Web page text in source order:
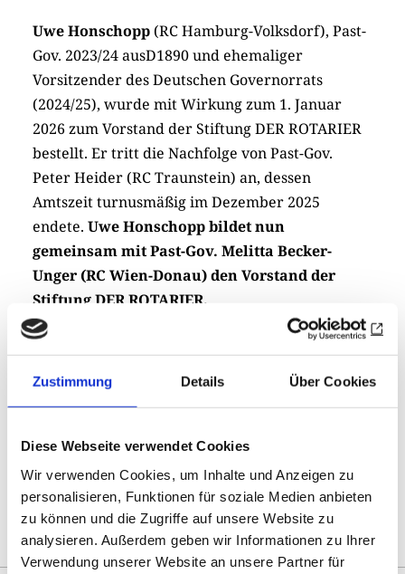
Zustimmung Details Über Cookies
Diese Webseite verwendet Cookies
Wir verwenden Cookies, um Inhalte und Anzeigen zu
personalisieren, Funktionen für soziale Medien anbieten
zu können und die Zugriffe auf unsere Website zu
analysieren. Außerdem geben wir Informationen zu Ihrer
Verwendung unserer Website an unsere Partner für
Uwe Honschopp (RC Hamburg-Volksdorf), Past-
Gov. 2023/24 ausD1890 und ehemaliger
Vorsitzender des Deutschen Governorrats
(2024/25), wurde mit Wirkung zum 1. Januar
2026 zum Vorstand der Stiftung DER ROTARIER
bestellt. Er tritt die Nachfolge von Past-Gov.
Peter Heider (RC Traunstein) an, dessen
Amtszeit turnusmäßig im Dezember 2025
endete. Uwe Honschopp bildet nun
gemeinsam mit Past-Gov. Melitta Becker-
Unger (RC Wien-Donau) den Vorstand der
Stiftung DER ROTARIER.
Nähere Informationen zur Stiftung unter
Teilen
öffnen
Drucken 0
Zur Übersicht